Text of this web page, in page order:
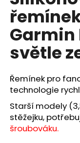
5,0
5
hvězdiček.
Garmin
světle
Řemínek pro
technologie
Starší modely
stěžejku,
šroubováku.
a
j
í
t
?